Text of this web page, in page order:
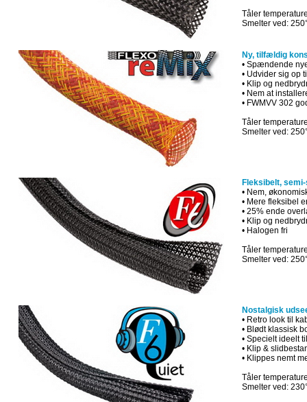
Tåler
Smelter ved:
Ny, tilfældig
• Spændende
• Udvider sig op
• Klip og
• Nem at
• FWMVV 302
Tåler
Smelter ved:
Fleksibelt,
• Nem,
• Mere fleksibel
• 25% ende
• Klip og
• Halogen fri
Tåler
Smelter ved:
Nostalgisk
• Retro look til
• Blødt klassisk
• Specielt ideelt
• Klip &
• Klippes nemt
Tåler
Smelter ved: